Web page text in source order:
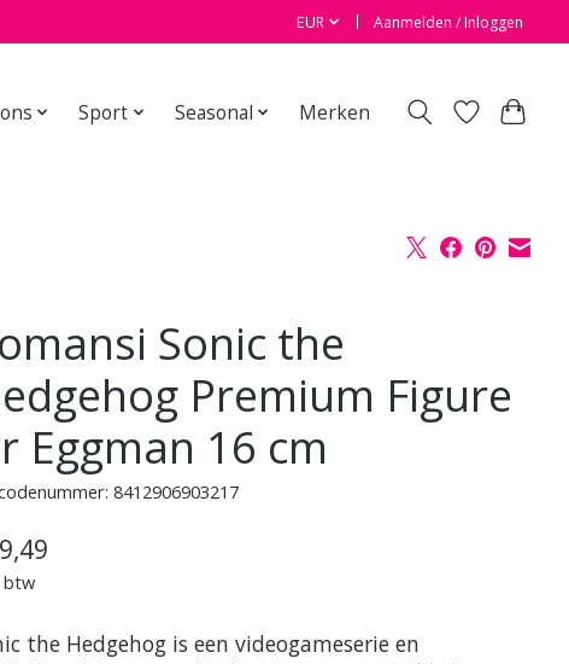
EUR Aanmelden / Inloggen
Sport Seasonal Merken
Sonic the
Premium Figure
Eggman 16 cm
8412906903217
btw
the Hedgehog is een videogameserie en